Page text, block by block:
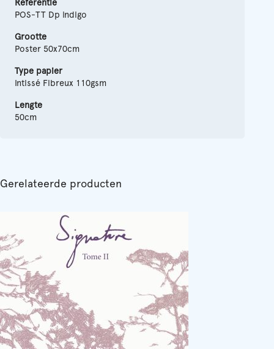
Referentie
POS-TT Dp indigo
Grootte
Poster 50x70cm
Type papier
Intissé Fibreux 110gsm
Lengte
50cm
Gerelateerde producten